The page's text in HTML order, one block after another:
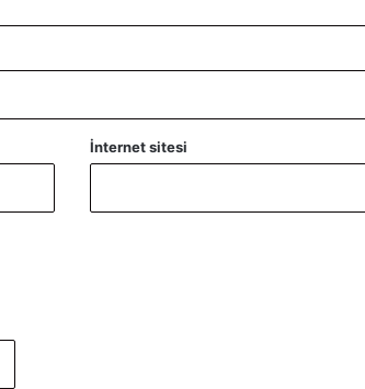
İnternet sitesi